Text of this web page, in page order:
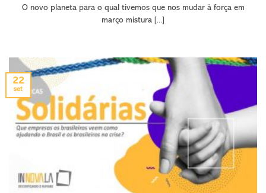
O novo planeta para o qual tivemos que nos mudar à força em
março mistura [...]
22
set